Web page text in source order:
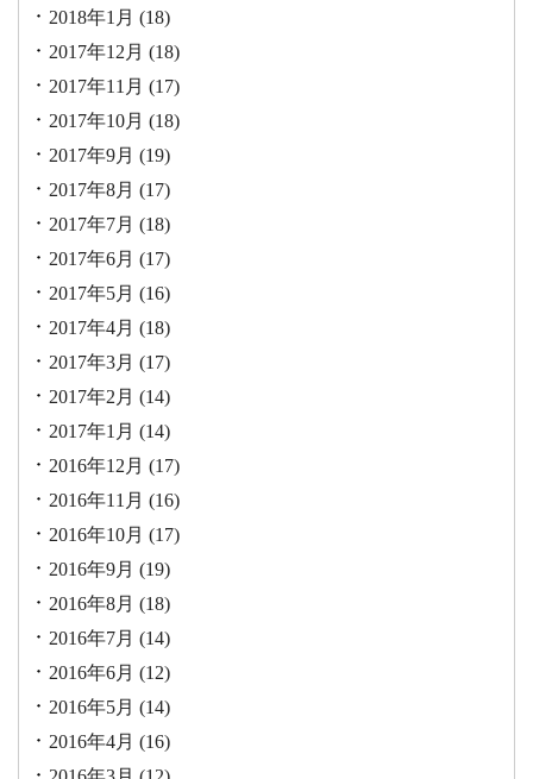
2018年1月 (18)
2017年12月 (18)
2017年11月 (17)
2017年10月 (18)
2017年9月 (19)
2017年8月 (17)
2017年7月 (18)
2017年6月 (17)
2017年5月 (16)
2017年4月 (18)
2017年3月 (17)
2017年2月 (14)
2017年1月 (14)
2016年12月 (17)
2016年11月 (16)
2016年10月 (17)
2016年9月 (19)
2016年8月 (18)
2016年7月 (14)
2016年6月 (12)
2016年5月 (14)
2016年4月 (16)